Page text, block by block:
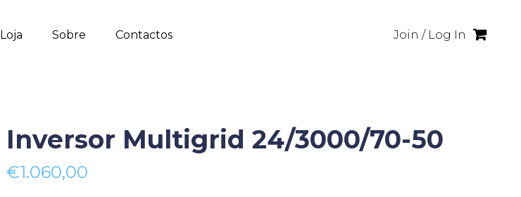
Loja Sobre Contactos Join / Log In
Inversor Multigrid 24/3000/70-50
€1.060,00